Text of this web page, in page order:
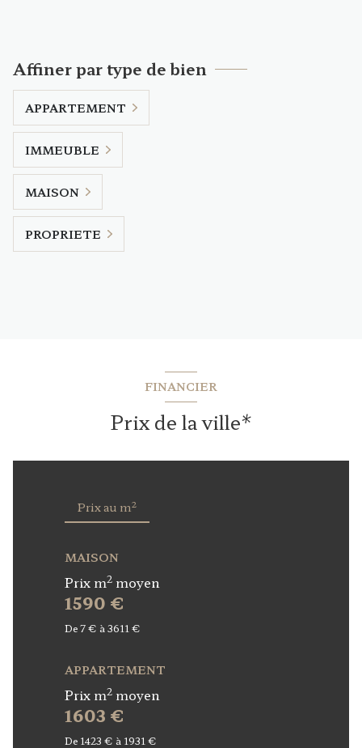
Affiner par type de bien
APPARTEMENT
IMMEUBLE
MAISON
PROPRIETE
FINANCIER
Prix de la ville*
Prix au m2
MAISON
Prix m2 moyen
1590 €
De 7 € à 3611 €
APPARTEMENT
Prix m2 moyen
1603 €
De 1423 € à 1931 €